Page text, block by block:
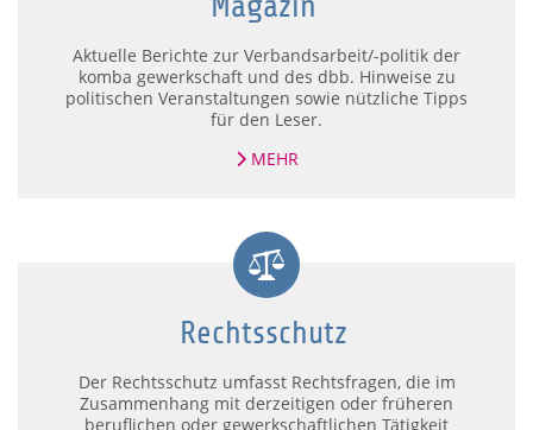
Aktuelle Berichte zur Verbandsarbeit/-politik der
komba gewerkschaft und des dbb. Hinweise zu
politischen Veranstaltungen sowie nützliche Tipps
für den Leser.
MEHR
Der Rechtsschutz umfasst Rechtsfragen, die im
Zusammenhang mit derzeitigen oder früheren
beruflichen oder gewerkschaftlichen Tätigkeit